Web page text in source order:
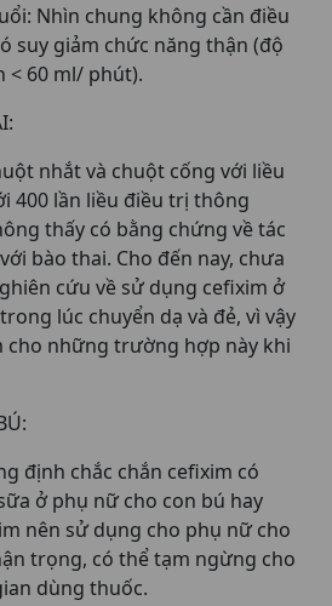
Nhìn chung không cần điều
suy giảm chức năng thận (độ
< 60 ml/ phút).
nhắt và chuột cống với liều
400 lần liều điều trị thông
thấy có bằng chứng về tác
bào thai. Cho đến nay, chưa
cứu về sử dụng cefixim ở
lúc chuyển dạ và đẻ, vì vậy
cho những trường hợp này khi
định chắc chắn cefixim có
ở phụ nữ cho con bú hay
nên sử dụng cho phụ nữ cho
trọng, có thể tạm ngừng cho
dùng thuốc.